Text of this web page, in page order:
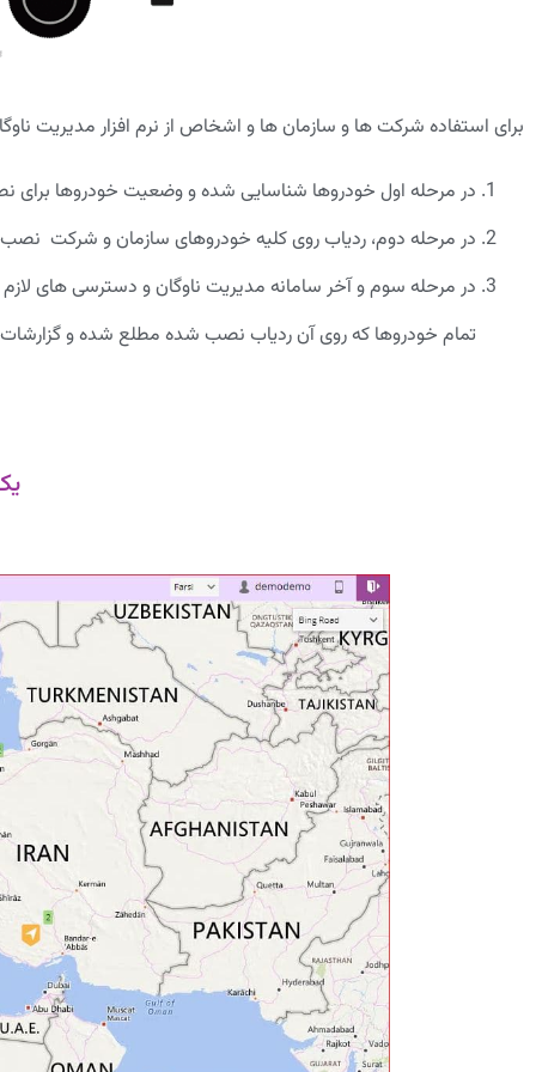
برای استفاده شرکت ها و سازمان ها و اشخاص از نرم افزار مدیریت
در مرحله اول خودروها شناسایی شده و وضعیت خودروها برای
در مرحله دوم، ردیاب روی کلیه خودروهای سازمان و شرکت
در مرحله سوم و آخر سامانه مدیریت ناوگان و دسترسی های
تمام خودروها که روی آن ردیاب نصب شده مطلع شده و گزارشات